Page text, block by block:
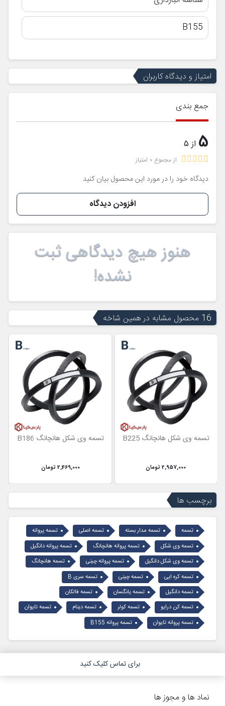
B155
امتیاز و دیدگاه کاربران
جمع بندی
5 از 5
از مجموع 0 امتیاز
دیدگاه خود را در مورد این محصول بیان کنید
افزودن دیدگاه
هنوز هیچ دیدگاهی ثبت
نشده!
16 محصول مشابه در همین شاخه
تسمه وی شکل هانچانگ B225
2,957,000 تومان
تسمه وی شکل هانچانگ B186
2,469,000 تومان
برچسب ها
تسمه تسمه مدار بسته تسمه اصلی
تسمه پروانه
تسمه وی شکل
تسمه پروانه هانچانگ
تسمه پروانه دانگیل
تسمه وی شکل دانگیل
تسمه پروانه چینی
تسمه هانچانگ
تسمه کره ایی
تسمه چینی
تسمه سری B
تسمه دانگیل
تسمه یانگسان
تسمه فالکان
تسمه کن درایو
تسمه کولر تسمه دینام
تسمه تایوان
تسمه پروانه تایوان
تسمه پروانه B155
برای تماس کلیک کنید
نماد ها و مجوز ها